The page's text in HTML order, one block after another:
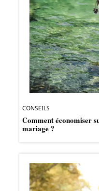
CONSEILS
Comment économiser
mariage ?